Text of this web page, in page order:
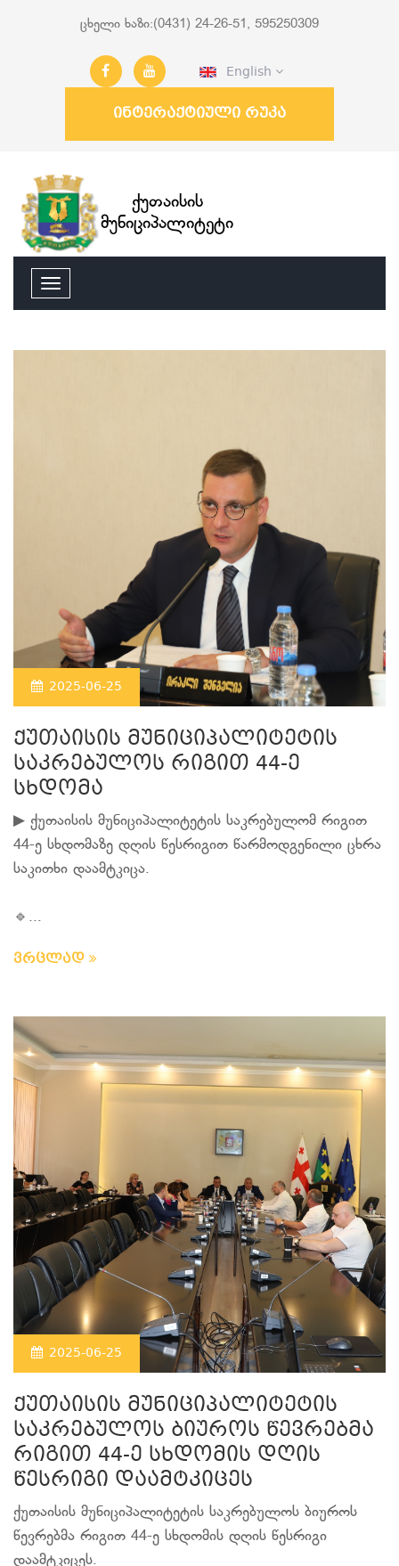
ცხელი ხაზი:(0431) 24-26-51, 595250309
English
ინტერაქტიული რუკა
ქუთაისის
მუნიციპალიტეტი
2025-06-25
ქუთაისის მუნიციპალიტეტის
საკრებულოს რიგით 44-ე
სხდომა
▶ ქუთაისის მუნიციპალიტეტის საკრებულომ რიგით
44-ე სხდომაზე დღის წესრიგით წარმოდგენილი ცხრა
საკითხი დაამტკიცა.
🔹...
ვრცლად
2025-06-25
ქუთაისის მუნიციპალიტეტის
საკრებულოს ბიუროს წევრებმა
რიგით 44-ე სხდომის დღის
წესრიგი დაამტკიცეს
ქუთაისის მუნიციპალიტეტის საკრებულოს ბიუროს
წევრებმა რიგით 44-ე სხდომის დღის წესრიგი
დაამტკიცეს.